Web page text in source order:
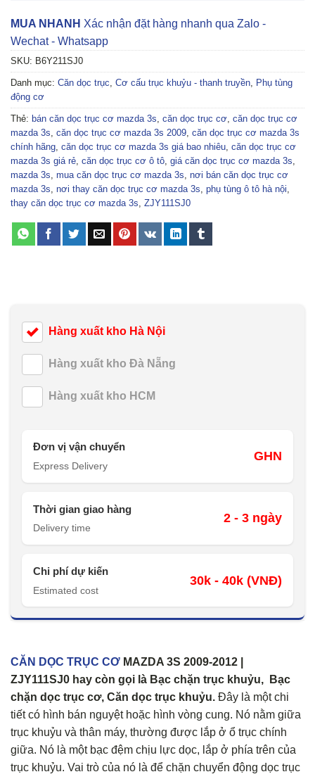
MUA NHANH Xác nhận đặt hàng nhanh qua Zalo -
Wechat - Whatsapp
SKU: B6Y211SJ0
Danh mục: Căn dọc trục Cơ cấu trục khuỷu - thanh truyền Phụ tùng
động cơ
Thẻ: bán căn dọc trục cơ mazda 3s căn dọc trục cơ căn dọc trục cơ
mazda 3s căn dọc trục cơ mazda 3s 2009 căn dọc trục cơ mazda 3s
chính hãng căn dọc trục cơ mazda 3s giá bao nhiêu căn dọc trục cơ
mazda 3s giá rẻ căn dọc trục cơ ô tô giá căn dọc trục cơ mazda 3s
mazda 3s mua căn dọc trục cơ mazda 3s nơi bán căn dọc trục cơ
mazda 3s nơi thay căn dọc trục cơ mazda 3s phụ tùng ô tô hà nội
thay căn dọc trục cơ mazda 3s ZJY111SJ0
Hàng xuất kho Hà Nội
Hàng xuất kho Đà Nẵng
Hàng xuất kho HCM
Đơn vị vận chuyển
Express Delivery
GHN
Thời gian giao hàng
Delivery time
2 - 3 ngày
Chi phí dự kiến
Estimated cost
30k - 40k (VNĐ)
CĂN DỌC TRỤC CƠ MAZDA 3S 2009-2012 |
ZJY111SJ0 hay còn gọi là Bạc chặn trục khuỷu, Bạc
chặn dọc trục cơ, Căn dọc trục khuỷu. Đây là một chi
tiết có hình bán nguyệt hoặc hình vòng cung. Nó nằm giữa
trục khuỷu và thân máy, thường được lắp ở ổ trục chính
giữa. Nó là một bạc đệm chịu lực dọc, lắp ở phía trên của
trục khuỷu. Vai trò của nó là để chặn chuyển động dọc trục